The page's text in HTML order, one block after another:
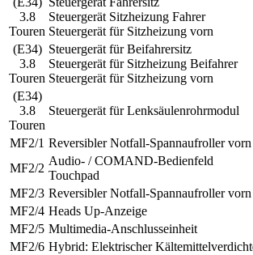
3.8
Touren
Steuergerät Sitzheizung Fahrer
Steuergerät für Sitzheizung vorn
(E34)
3.8
Touren
Steuergerät für Beifahrersitz
Steuergerät für Sitzheizung Beifahrer
Steuergerät für Sitzheizung vorn
(E34)
3.8
Touren
Steuergerät für Lenksäulenrohrmodul
MF2/1 Reversibler Notfall-Spannaufroller
MF2/2
Audio- / COMAND-Bedienfeld
Touchpad
MF2/3 Reversibler Notfall-Spannaufroller vorn
MF2/4 Heads Up-Anzeige
MF2/5 Multimedia-Anschlusseinheit
MF2/6 Hybrid: Elektrischer